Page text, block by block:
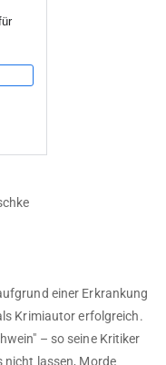
einer Erkrankung
Krimiautor erfolgreich.
– so seine Kritiker
nicht lassen, Morde